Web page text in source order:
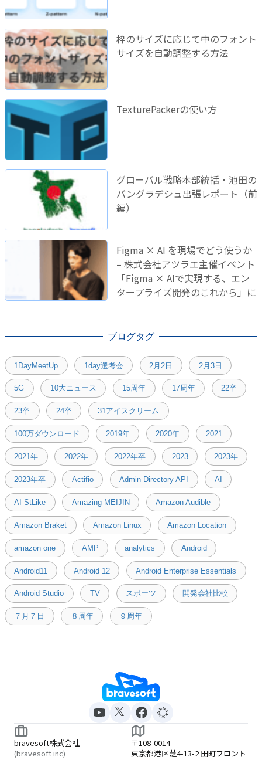
枠のサイズに応じて中のフォント
サイズを自動調整する方法
TexturePackerの使い方
グローバル戦略本部統括・池田の
バングラデシュ出張レポート（前
編）
Figma × AI を現場でどう使うか
– 株式会社アツラエ主催イベント
「Figma × AIで実現する、エン
タープライズ開発のこれから」に
ブログタグ
1DayMeetUp 1day選考会 2月2日 2月3日
5G 10大ニュース 15周年 17周年 22卒
23卒 24卒 31アイスクリーム
100万ダウンロード 2019年 2020年 2021
2021年 2022年 2022年卒 2023 2023年
2023年卒 Actifio Admin Directory API AI
AI StLike Amazing MEIJIN Amazon Audible
Amazon Braket Amazon Linux Amazon Location
amazon one AMP analytics Android
Android11 Android 12 Android Enterprise Essentials
Android Studio TV スポーツ 開発会社比較
７月７日 ８周年 ９周年
bravesoft株式会社
(bravesoft inc)
〒108-0014
東京都港区芝4-13-2 田町フロント